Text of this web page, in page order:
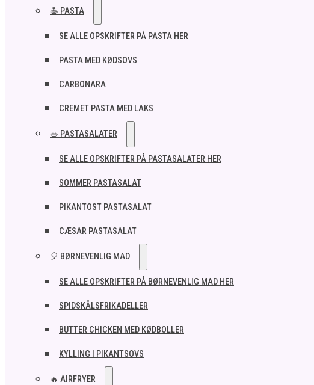
🍝 PASTA
SE ALLE OPSKRIFTER PÅ PASTA HER
PASTA MED KØDSOVS
CARBONARA
CREMET PASTA MED LAKS
🥗 PASTASALATER
SE ALLE OPSKRIFTER PÅ PASTASALATER HER
SOMMER PASTASALAT
PIKANTOST PASTASALAT
CÆSAR PASTASALAT
🎈 BØRNEVENLIG MAD
SE ALLE OPSKRIFTER PÅ BØRNEVENLIG MAD HER
SPIDSKÅLSFRIKADELLER
BUTTER CHICKEN MED KØDBOLLER
KYLLING I PIKANTSOVS
🔥 AIRFRYER